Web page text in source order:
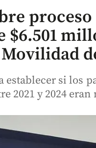
$6.501
establecer si los
2021 y 2024 eran